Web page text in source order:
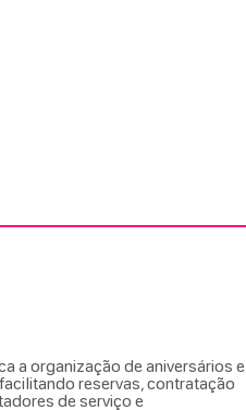
a organização de aniversários e
reservas, contratação
de serviço e